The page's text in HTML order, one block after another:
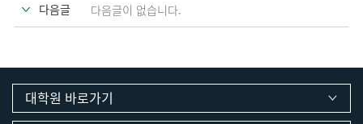
다음글 다음글이 없습니다.
대학원 바로가기